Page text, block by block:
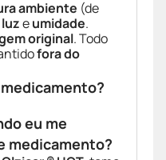
ambiente (de
luzeumidade.
original. Todo
fora do
eu me
medicamento?